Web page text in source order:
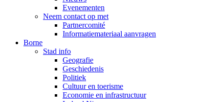
Evenementen
Neem contact op met
Partnercomité
Informatiemateriaal aanvragen
Borne
Stad info
Geografie
Geschiedenis
Politiek
Cultuur en toerisme
Economie en infrastructuur